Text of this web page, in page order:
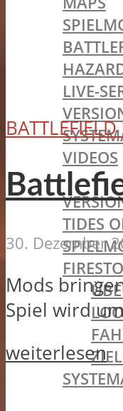
LIVE-
VIDEOS
TIDES
BATTLEFIELD
30. Dezember
Mods
Spiel wird
weiterlesen